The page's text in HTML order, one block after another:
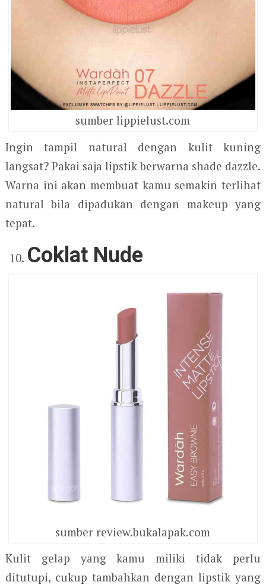
sumber lippielust.com
Ingin tampil natural dengan kulit kuning
langsat? Pakai saja lipstik berwarna shade dazzle.
Warna ini akan membuat kamu semakin terlihat
natural bila dipadukan dengan makeup yang
tepat.
Coklat Nude
sumber review.bukalapak.com
Kulit gelap yang kamu miliki tidak perlu
ditutupi, cukup tambahkan dengan lipstik yang